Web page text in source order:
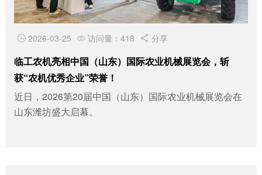
 2026-03-25  访问量：418  分享
临工农机亮相中国（山东）国际农业机械展览会，斩
获“农机优秀企业”荣誉！
近日，2026第20届中国（山东）国际农业机械展览会在
山东潍坊盛大启幕。